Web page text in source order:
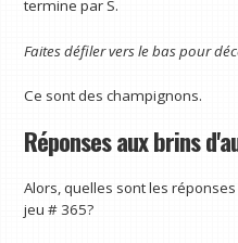
termine par S.
Faites défiler vers le bas pour
Ce sont des champignons.
Réponses aux brins
Alors, quelles sont les
jeu # 365?